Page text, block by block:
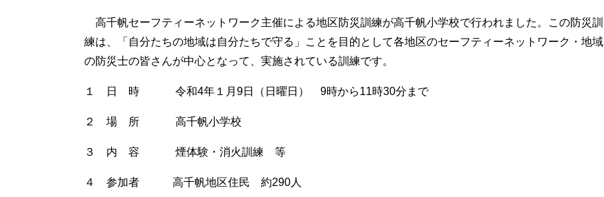
高千帆セーフティーネットワーク主催による地区防災訓練が高千帆小学校で行われました。この防災訓
練は、「自分たちの地域は自分たちで守る」ことを目的として各地区のセーフティーネットワーク・地域
の防災士の皆さんが中心となって、実施されている訓練です。
１ 日 時 令和4年１月9日（日曜日） 9時から11時30分まで
２ 場 所 高千帆小学校
３ 内 容 煙体験・消火訓練 等
４ 参加者 高千帆地区住民 約290人